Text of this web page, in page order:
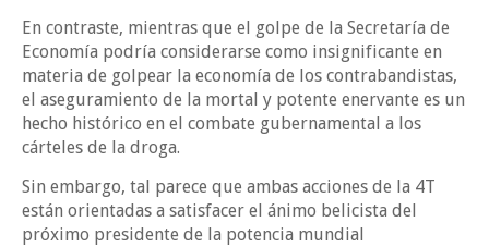
En contraste, mientras que el golpe de la Secretaría de
Economía podría considerarse como insignificante en
materia de golpear la economía de los contrabandistas,
el aseguramiento de la mortal y potente enervante es un
hecho histórico en el combate gubernamental a los
cárteles de la droga.
Sin embargo, tal parece que ambas acciones de la 4T
están orientadas a satisfacer el ánimo belicista del
próximo presidente de la potencia mundial